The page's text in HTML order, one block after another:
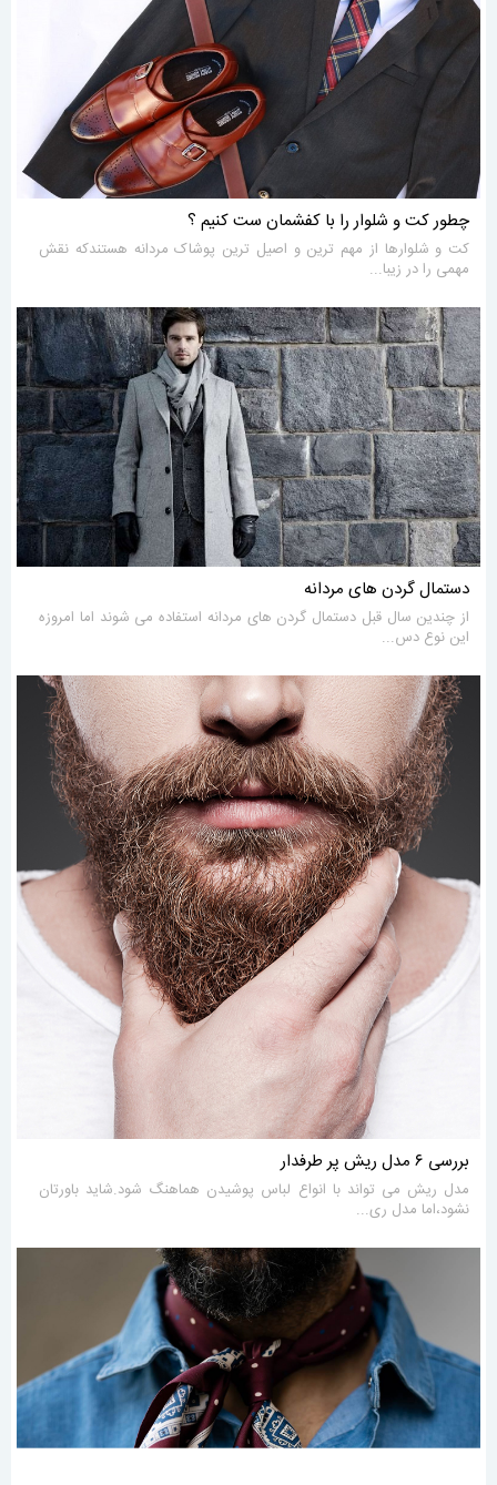
چطور کت و شلوار را با کفشمان ست کنیم ؟
کت و شلوارها از مهم ترین و اصیل ترین پوشاک مردانه هستندکه نقش
مهمی را در زیبا...
دستمال گردن های مردانه
از چندین سال قبل دستمال گردن های مردانه استفاده می شوند اما امروزه
این نوع دس...
بررسی ۶ مدل ریش پر طرفدار
مدل ریش می تواند با انواع لباس پوشیدن هماهنگ شود.شاید باورتان
نشود،اما مدل ری...